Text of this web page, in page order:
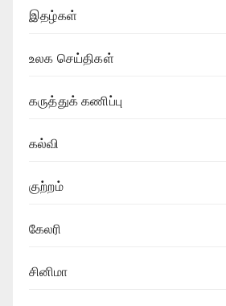
இதழ்கள்
உலக செய்திகள்
கருத்துக் கணிப்பு
கல்வி
குற்றம்
கேலரி
சினிமா